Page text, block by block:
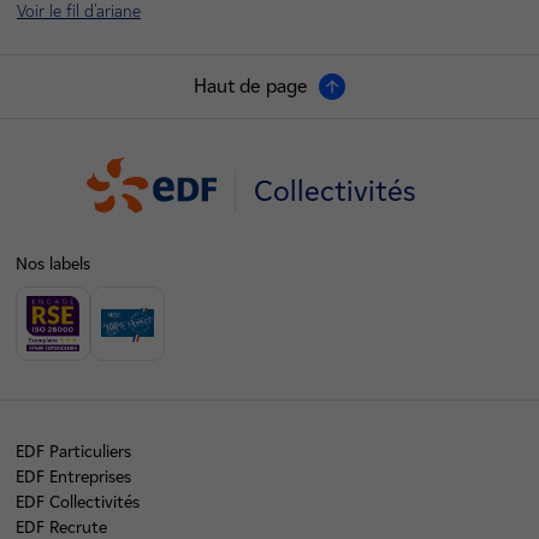
Voir le fil d'ariane
Haut de page
Collectivités
Nos labels
EDF Particuliers
EDF Entreprises
EDF Collectivités
EDF Recrute